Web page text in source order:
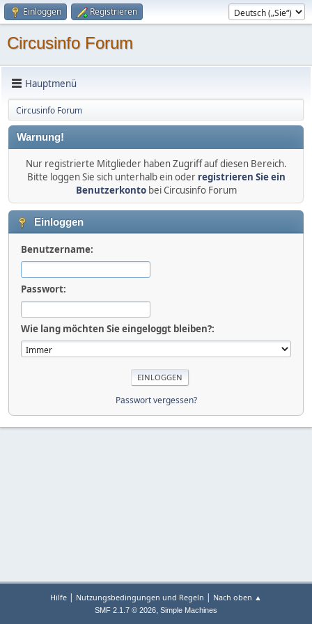
Einloggen Registrieren
Circusinfo Forum
Hauptmenü
Circusinfo Forum
Warnung!
Nur registrierte Mitglieder haben Zugriff auf diesen Bereich.
Bitte loggen Sie sich unterhalb ein oder registrieren Sie ein
Benutzerkontobei Circusinfo Forum
Einloggen
Benutzername:
Passwort:
Wie lang möchten Sie eingeloggt bleiben?:
Passwort vergessen?
Hilfe | Nutzungsbedingungen und Regeln | Nach oben ▲
SMF 2.1.7 © 2026, Simple Machines